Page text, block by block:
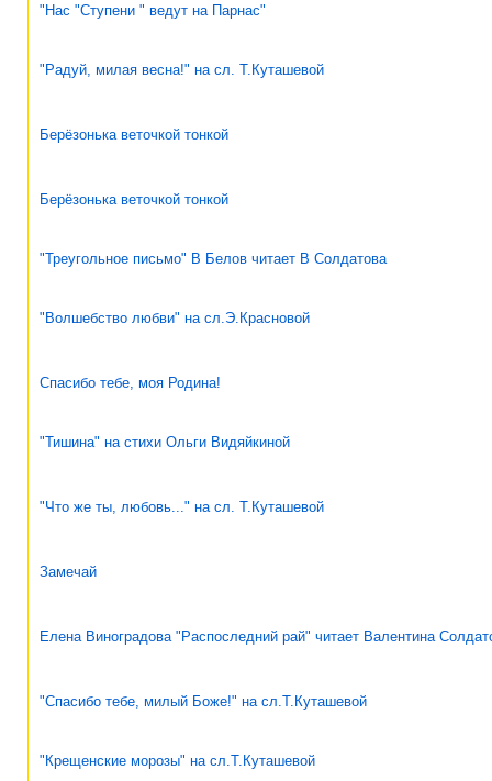
"Нас "Ступени " ведут на Парнас"
"Радуй, милая весна!" на сл. Т.Куташевой
Берёзонька веточкой тонкой
Берёзонька веточкой тонкой
"Треугольное письмо" В Белов читает В Солдатова
"Волшебство любви" на сл.Э.Красновой
Спасибо тебе, моя Родина!
"Тишина" на стихи Ольги Видяйкиной
"Что же ты, любовь..." на сл. Т.Куташевой
Замечай
Елена Виноградова "Распоследний рай" читает Валентина
"Спасибо тебе, милый Боже!" на сл.Т.Куташевой
"Крещенские морозы" на сл.Т.Куташевой